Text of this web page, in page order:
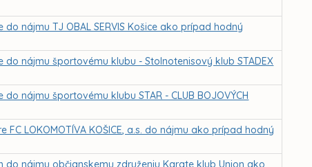
nájmu TJ OBAL SERVIS Košice ako prípad hodný
do nájmu športovému klubu - Stolnotenisový klub STADEX
nájmu športovému klubu STAR - CLUB BOJOVÝCH
LOKOMOTÍVA KOŠICE, a.s. do nájmu ako prípad hodný
do nájmu občianskemu združeniu Karate klub Union ako